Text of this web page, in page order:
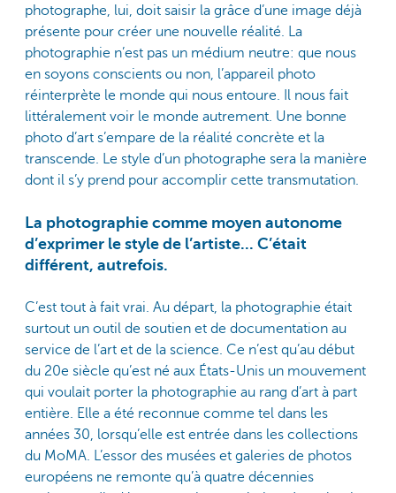
photographe, lui, doit saisir la grâce d’une image déjà
présente pour créer une nouvelle réalité. La
photographie n’est pas un médium neutre: que nous
en soyons conscients ou non, l’appareil photo
réinterprète le monde qui nous entoure. Il nous fait
littéralement voir le monde autrement. Une bonne
photo d’art s’empare de la réalité concrète et la
transcende. Le style d’un photographe sera la manière
dont il s’y prend pour accomplir cette transmutation.
La photographie comme moyen autonome
d’exprimer le style de l’artiste... C’était
différent, autrefois.
C’est tout à fait vrai. Au départ, la photographie était
surtout un outil de soutien et de documentation au
service de l’art et de la science. Ce n’est qu’au début
du 20e siècle qu’est né aux États-Unis un mouvement
qui voulait porter la photographie au rang d’art à part
entière. Elle a été reconnue comme tel dans les
années 30, lorsqu’elle est entrée dans les collections
du MoMA. L’essor des musées et galeries de photos
européens ne remonte qu’à quatre décennies